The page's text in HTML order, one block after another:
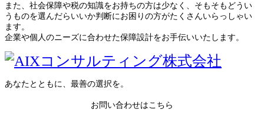
また、社会保障や税の知識をお持ちの方は少なく、そもそもどうい
うものを選んだらいいか判断にお困りの方がたくさんいらっしゃい
ます。
企業や個人のニーズに合わせた保障設計をお手伝いいたします。
あなたとともに、最善の選択を。
お問い合わせはこちら